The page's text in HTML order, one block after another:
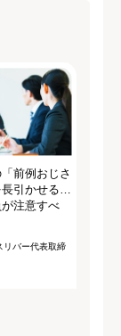
前例おじさ
引かせる…
注意すべ
リバー代表取締